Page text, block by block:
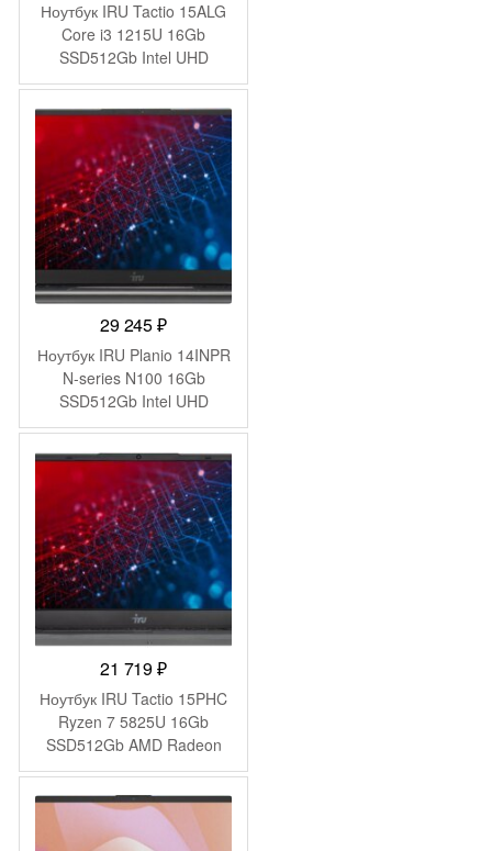
Ноутбук IRU Tactio 15ALG
Core i3 1215U 16Gb
SSD512Gb Intel UHD
Graphics 15.6″ IPS FHD
(1920×1080) Windows 11
Pro 64 black WiFi BT Cam
4500mAh (2019268)
29 245₽
Ноутбук IRU Planio 14INPR
N-series N100 16Gb
SSD512Gb Intel UHD
Graphics 14″ IPS FHD
Pro grey WiFi BT Cam
5000mAh (2078485)
21 719₽
Ноутбук IRU Tactio 15PHC
Ryzen 7 5825U 16Gb
SSD512Gb AMD Radeon
Graphics 15.6″ IPS FHD
(1920×1080) Windows 11
Pro Multi Language black
WiFi BT Cam 4350mAh